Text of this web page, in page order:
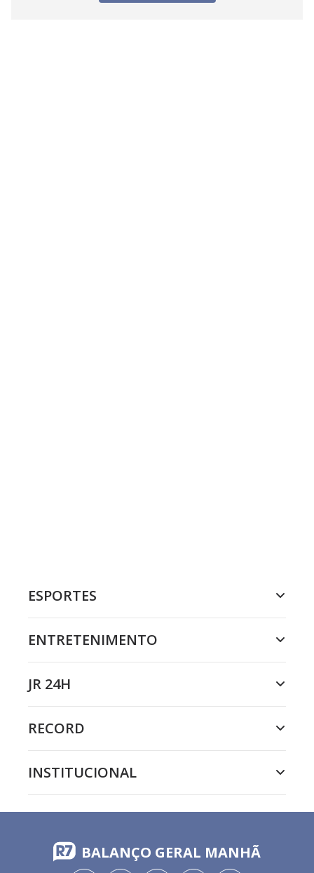
ESPORTES
ENTRETENIMENTO
JR 24H
RECORD
INSTITUCIONAL
BALANÇO GERAL MANHÃ